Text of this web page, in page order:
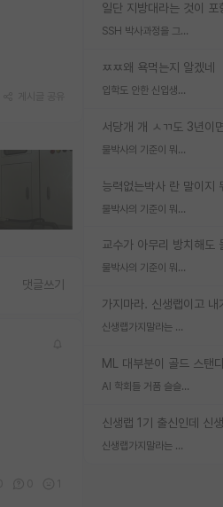
SSH 박사과정을 그만두고 지방대 박사로 옮기면 교수의 꿈은 끝일까요?
ㅉㅉ왜 욕먹는지 알겠네
입학도 안한 신입생이 원래 관심을 받나요
물박사의 기준이 뭐임?
물박사의 기준이 뭐임?
물박사의 기준이 뭐임?
신생랩가지말라는 이유가 있었구나
AI 학회들 거품 슬슬 지적이 나오네요
신생랩가지말라는 이유가 있었구나
댓글쓰기